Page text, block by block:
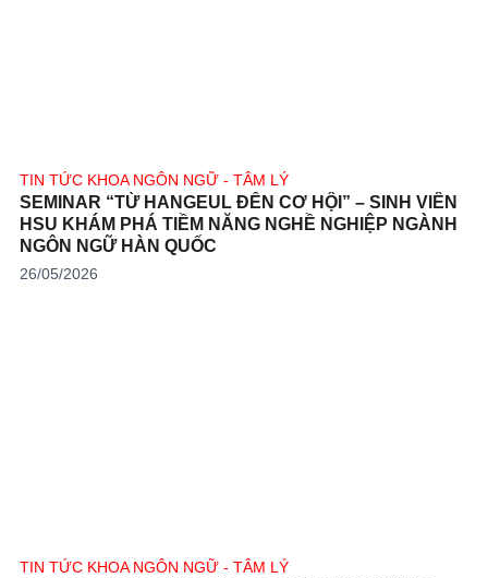
TIN TỨC KHOA NGÔN NGỮ - TÂM LÝ
SEMINAR “TỪ HANGEUL ĐẾN CƠ HỘI” – SINH VIÊN
HSU KHÁM PHÁ TIỀM NĂNG NGHỀ NGHIỆP NGÀNH
NGÔN NGỮ HÀN QUỐC
26/05/2026
TIN TỨC KHOA NGÔN NGỮ - TÂM LÝ